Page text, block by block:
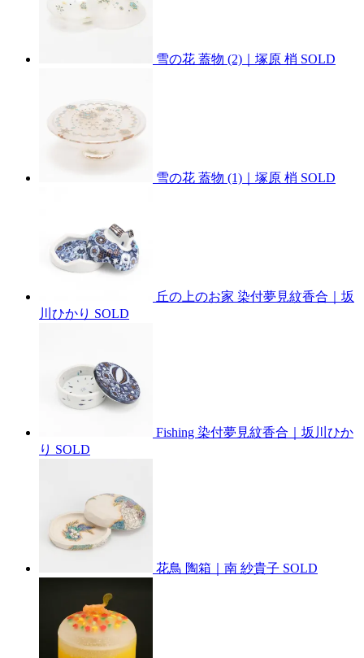
雪の花 蓋物 (2)｜塚原 梢 SOLD
雪の花 蓋物 (1)｜塚原 梢 SOLD
丘の上のお家 染付夢見紋香合｜坂
川ひかり SOLD
Fishing 染付夢見紋香合｜坂川ひか
り SOLD
花鳥 陶箱｜南 紗貴子 SOLD